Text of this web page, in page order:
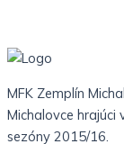
MFK Zemplín
Michalovce hrajúci
sezóny 2015/16.